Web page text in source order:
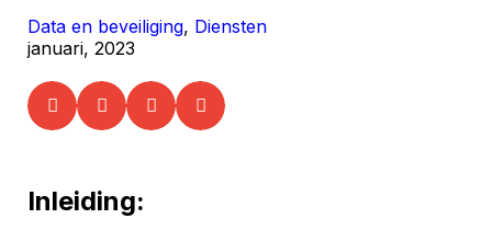
Data en beveiliging, Diensten
januari, 2023
Inleiding: